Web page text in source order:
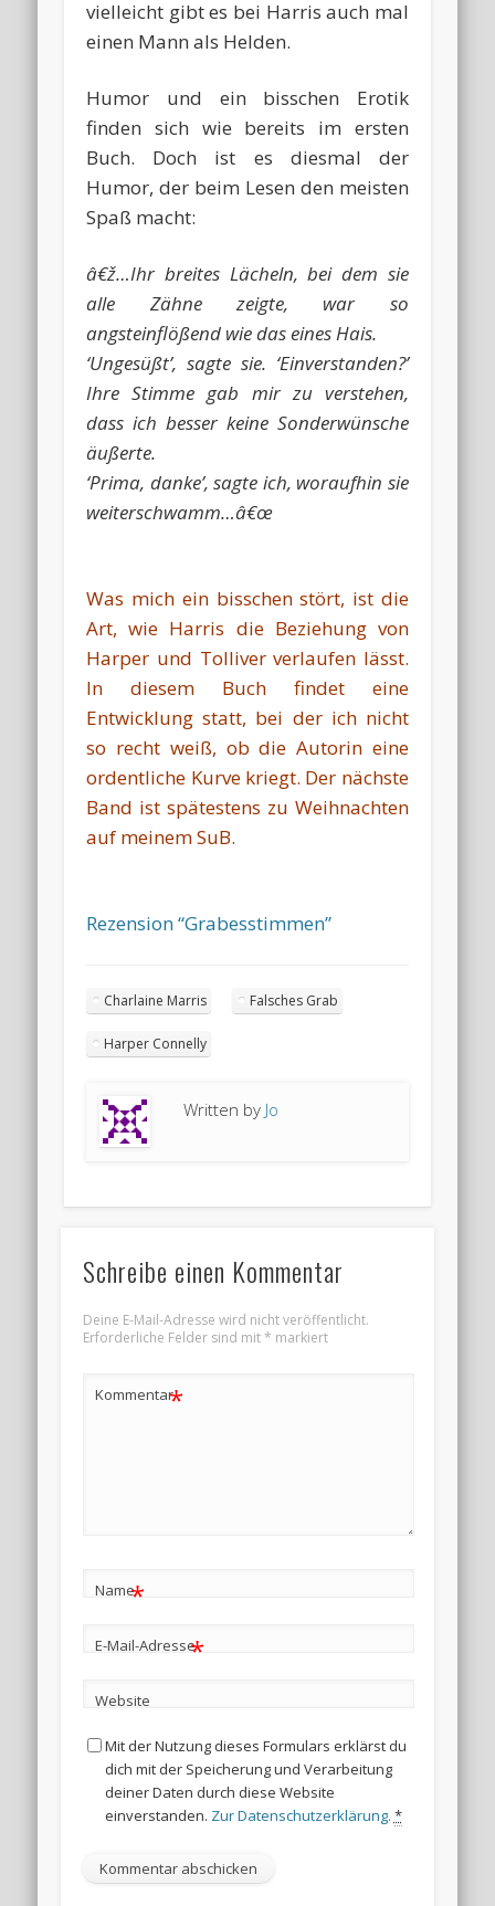
vielleicht gibt es bei Harris auch mal
einen Mann als Helden.
Humor und ein bisschen Erotik
finden sich wie bereits im ersten
Buch. Doch ist es diesmal der
Humor, der beim Lesen den meisten
Spaß macht:
â€ž…Ihr breites Lächeln, bei dem sie
alle Zähne zeigte, war so
angsteinflößend wie das eines Hais.
‘Ungesüßt’, sagte sie. ‘Einverstanden?’
Ihre Stimme gab mir zu verstehen,
dass ich besser keine Sonderwünsche
äußerte.
‘Prima, danke’, sagte ich, woraufhin sie
weiterschwamm…â€œ
Was mich ein bisschen stört, ist die
Art, wie Harris die Beziehung von
Harper und Tolliver verlaufen lässt.
In diesem Buch findet eine
Entwicklung statt, bei der ich nicht
so recht weiß, ob die Autorin eine
ordentliche Kurve kriegt. Der nächste
Band ist spätestens zu Weihnachten
auf meinem SuB.
Rezension “Grabesstimmen”
Charlaine Marris Falsches Grab
Harper Connelly
Written by Jo
Schreibe einen Kommentar
Deine E-Mail-Adresse wird nicht veröffentlicht.
Erforderliche Felder sind mit* markiert
Kommentar*
Name*
E-Mail-Adresse*
Website
Mit der Nutzung dieses Formulars erklärst du
dich mit der Speicherung und Verarbeitung
deiner Daten durch diese Website
einverstanden. Zur Datenschutzerklärung. *